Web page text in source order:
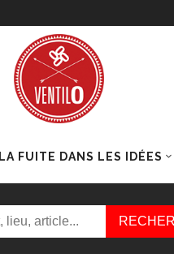
LA FUITE DANS LES IDÉES